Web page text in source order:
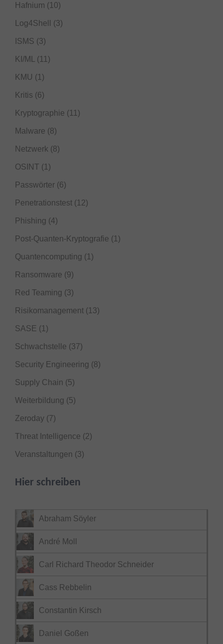
Hafnium (10)
Log4Shell (3)
ISMS (3)
KI/ML (11)
KMU (1)
Kritis (6)
Kryptographie (11)
Malware (8)
Netzwerk (8)
OSINT (1)
Passwörter (6)
Penetrationstest (12)
Phishing (4)
Post-Quanten-Kryptografie (1)
Quantencomputing (1)
Ransomware (9)
Red Teaming (3)
Risikomanagement (13)
SASE (1)
Schwachstelle (37)
Security Engineering (8)
Supply Chain (5)
Weiterbildung (5)
Zeroday (7)
Threat Intelligence (2)
Veranstaltungen (3)
Hier schreiben
Abraham Söyler
André Moll
Carl Richard Theodor Schneider
Cass Rebbelin
Constantin Kirsch
Daniel Goßen